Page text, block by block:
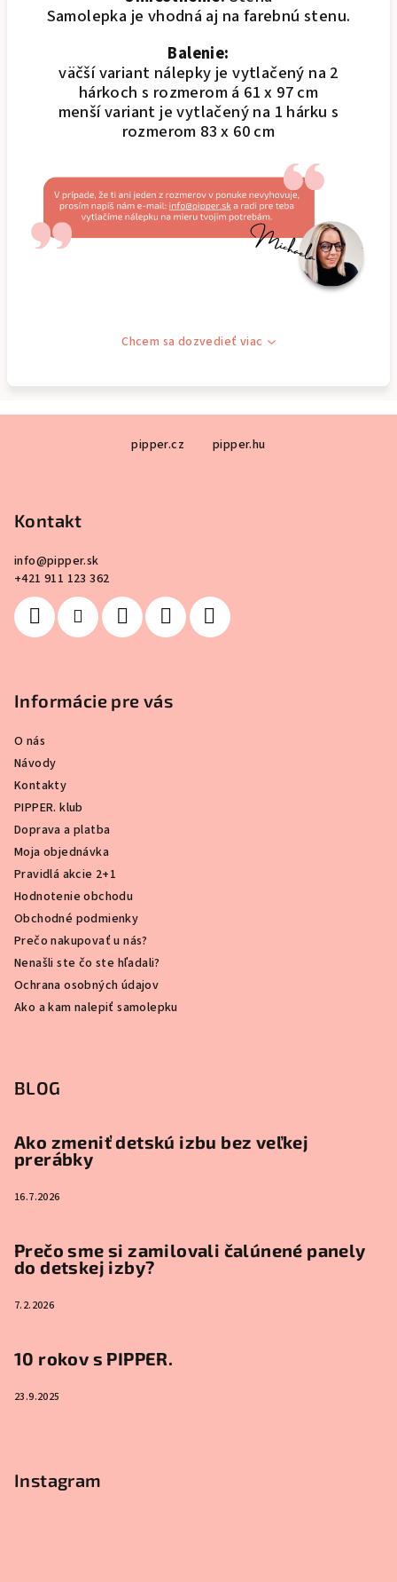
Samolepka je vhodná aj na farebnú stenu.
Balenie:
väčší variant nálepky je vytlačený na 2
hárkoch s rozmerom á 61 x 97 cm
menší variant je vytlačený na 1 hárku s
rozmerom 83 x 60 cm
Chcem sa dozvedieť viac
pipper.cz pipper.hu
Kontakt
info@pipper.sk
+421 911 123 362
Informácie pre vás
O nás
Návody
Kontakty
PIPPER. klub
Doprava a platba
Moja objednávka
Pravidlá akcie 2+1
Hodnotenie obchodu
Obchodné podmienky
Prečo nakupovať u nás?
Nenašli ste čo ste hľadali?
Ochrana osobných údajov
Ako a kam nalepiť samolepku
BLOG
Ako zmeniť detskú izbu bez veľkej
prerábky
16.7.2026
Prečo sme si zamilovali čalúnené panely
do detskej izby?
7.2.2026
10 rokov s PIPPER.
23.9.2025
Instagram